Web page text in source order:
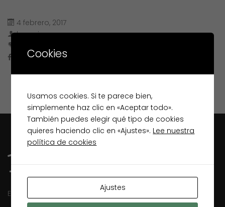
4 febrero, 2017
lugopiso
Especialistas inmobiliarios en Lugo desde 2003
Cookies
Usamos cookies. Si te parece bien,
simplemente haz clic en «Aceptar todo».
También puedes elegir qué tipo de cookies
quieres haciendo clic en «Ajustes». Lee nuestra
política de cookies
Ajustes